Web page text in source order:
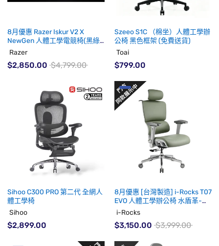
8月優惠 Razer Iskur V2 X
NewGen 人體工學電競椅(黑綠
色)
Razer
$2,850.00 $4,799.00
Szeeo S1C （棉坐）人體工學辦
公椅 黑色框架 (免費送貨)
Toai
$799.00
Sihoo C300 PRO 第二代 全網人
體工學椅
Sihoo
$2,899.00
8月優惠 [台灣製造] i-Rocks T07
EVO 人體工學辦公椅 水盾革-鼠
尾草綠 (代理有貨)
i-Rocks
$3,150.00 $3,999.00